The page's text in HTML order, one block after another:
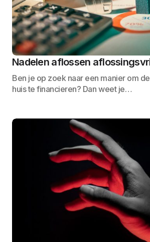
Nadelen aflossen
Ben je op zoek naar een manier om
huis te financieren? Dan weet je…